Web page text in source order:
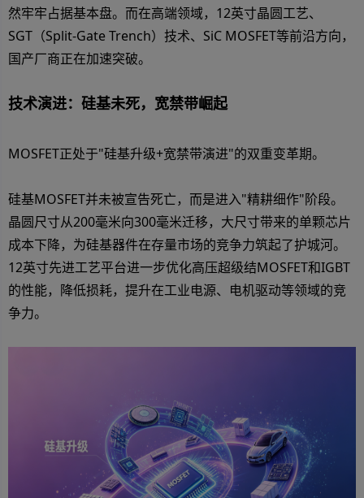
然牢牢占据基本盘。而在高端领域，12英寸晶圆工艺、
SGT（Split-Gate Trench）技术、SiC MOSFET等前沿方向，
国产厂商正在加速突破。
技术演进：硅基未死，宽禁带崛起
MOSFET正处于"硅基升级+宽禁带演进"的双重变革期。
硅基MOSFET并未被宣告死亡，而是进入"精耕细作"阶段。
晶圆尺寸从200毫米向300毫米迁移，大尺寸带来的单颗芯片
成本下降，为硅基器件在存量市场的竞争力筑起了护城河。
12英寸先进工艺平台进一步优化高压超级结MOSFET和IGBT
的性能，降低损耗，提升在工业电源、电机驱动等领域的竞
争力。